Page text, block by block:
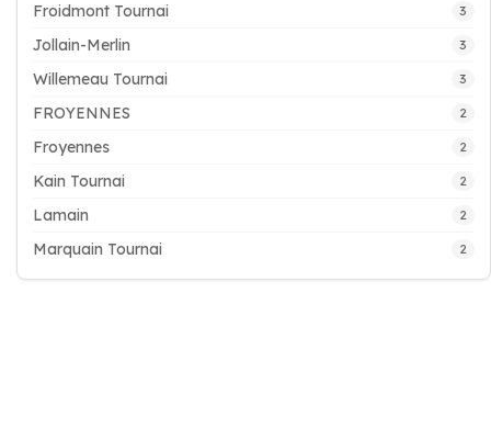
Froidmont Tournai 3
Jollain-Merlin 3
Willemeau Tournai 3
FROYENNES 2
Froyennes 2
Kain Tournai 2
Lamain 2
Marquain Tournai 2